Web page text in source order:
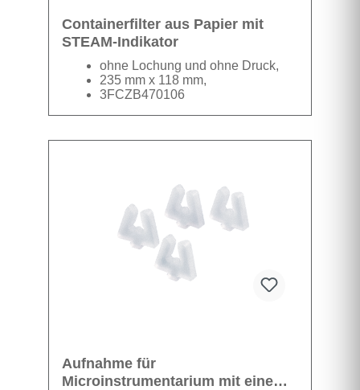
Containerfilter aus Papier mit
STEAM-Indikator
ohne Lochung und ohne Druck,
235 mm x 118 mm,
3FCZB470106
Aufnahme für
Microinstrumentarium mit einem